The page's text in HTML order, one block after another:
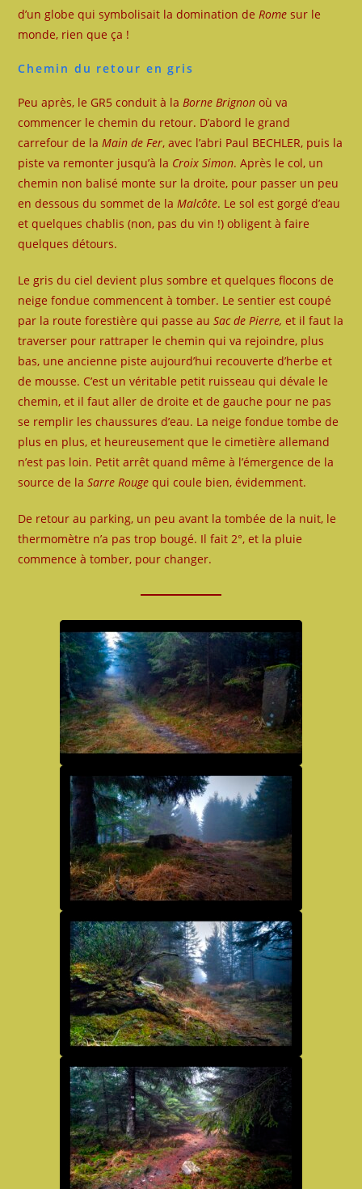
d’un globe qui symbolisait la domination deRome sur le
monde, rien que ça !
Chemin du retour en gris
Peu après, le GR5 conduit à laBorne Brignon où va
commencer le chemin du retour. D’abord le grand
carrefour de laMain de Fer, avec l’abri Paul BECHLER, puis la
piste va remonter jusqu’à la Croix Simon. Après le col, un
chemin non balisé monte sur la droite, pour passer un peu
en dessous du sommet de laMalcôte. Le sol est gorgé d’eau
et quelques chablis (non, pas du vin !) obligent à faire
quelques détours.
Le gris du ciel devient plus sombre et quelques flocons de
neige fondue commencent à tomber. Le sentier est coupé
par la route forestière qui passe auSac de Pierre, et il faut la
traverser pour rattraper le chemin qui va rejoindre, plus
bas, une ancienne piste aujourd’hui recouverte d’herbe et
de mousse. C’est un véritable petit ruisseau qui dévale le
chemin, et il faut aller de droite et de gauche pour ne pas
se remplir les chaussures d’eau. La neige fondue tombe de
plus en plus, et heureusement que le cimetière allemand
n’est pas loin. Petit arrêt quand même à l’émergence de la
source de laSarre Rouge qui coule bien, évidemment.
De retour au parking, un peu avant la tombée de la nuit, le
thermomètre n’a pas trop bougé. Il fait 2°, et la pluie
commence à tomber, pour changer.